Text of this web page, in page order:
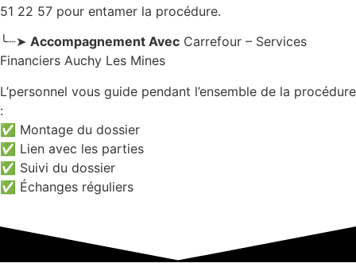
51 22 57 pour entamer la procédure.
╰┈➤ Accompagnement Avec Carrefour – Services
Financiers Auchy Les Mines
L’personnel vous guide pendant l’ensemble de la procédure
:
✅ Montage du dossier
✅ Lien avec les parties
✅ Suivi du dossier
✅ Échanges réguliers